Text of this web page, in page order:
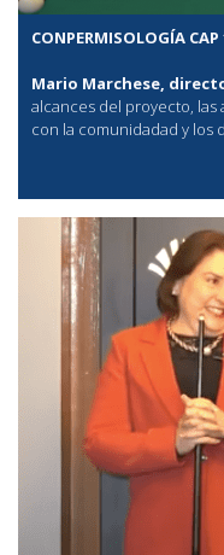
CONPERMISOLOGÍA CAP
Mario Marchese,
alcances del proyecto,
con la comunidadad y los